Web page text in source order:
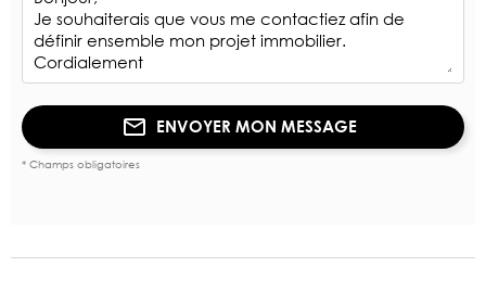
ENVOYER MON MESSAGE
* Champs obligatoires